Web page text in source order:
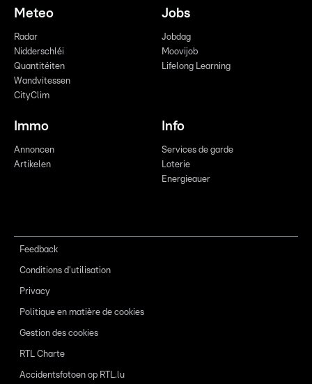
Meteo
Radar
Nidderschléi
Quantitéiten
Wandvitessen
CityClim
Jobs
Jobdag
Moovijob
Lifelong Learning
Immo
Annoncen
Artikelen
Info
Services de garde
Loterie
Energieauer
Feedback
Conditions d'utilisation
Privacy
Politique en matière de cookies
Gestion des cookies
RTL Charte
Accidentsfotoen op RTL.lu